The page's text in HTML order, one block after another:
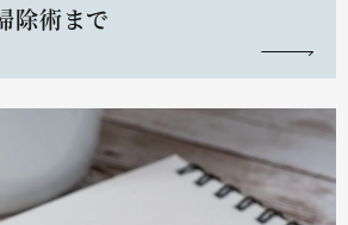
除術まで